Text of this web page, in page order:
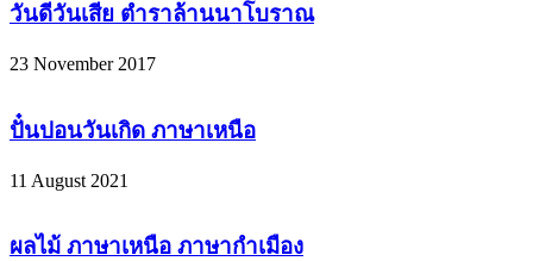
วันดีวันเสีย ตำราล้านนาโบราณ
23 November 2017
ปั๋นปอนวันเกิด ภาษาเหนือ
11 August 2021
ผลไม้ ภาษาเหนือ ภาษากำเมือง